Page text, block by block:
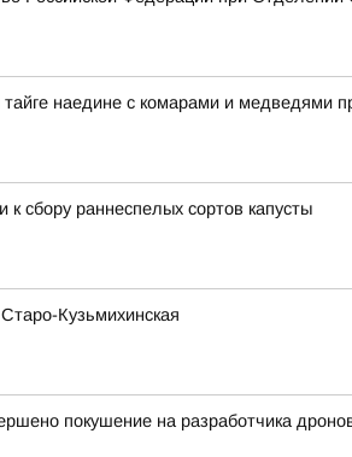
наедине с комарами и медведями
к сбору раннеспелых сортов капусты
Кузьмихинская
покушение на разработчика